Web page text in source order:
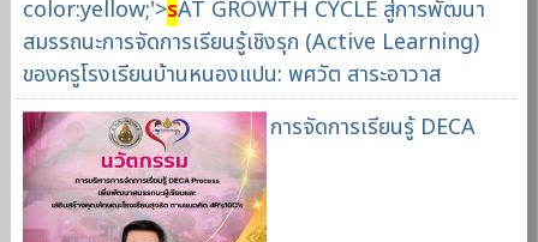
color:yellow;'>sAT GROWTH CYCLE สู่การพัฒนา
สมรรถนะการจัดการเรียนรู้เชิงรุก (Active Learning)
ของครูโรงเรียนบ้านหนองแปน: พศวัต สาระอาวาส
การจัดการเรียนรู้ DECA